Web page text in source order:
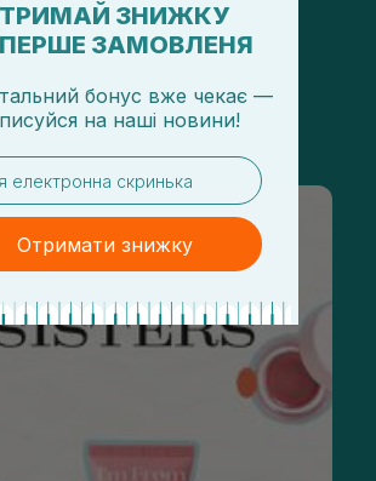
в Instagram
ЗНИЖКУ
ЗАМОВЛЕНЯ
бонус вже чекає —
на наші новини!
Отримати знижку